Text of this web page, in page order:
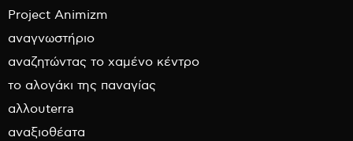
Project Animizm
αναγνωστήριο
αναζητώντας το χαμένο κέντρο
το αλογάκι της παναγίας
αλλουterra
αναξιοθέατα